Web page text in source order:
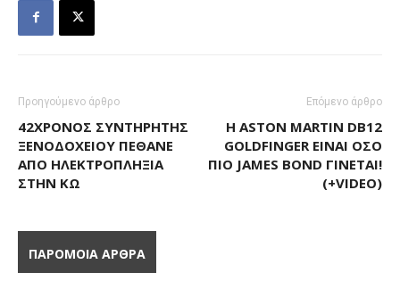
Προηγούμενο άρθρο
42ΧΡΟΝΟΣ ΣΥΝΤΗΡΗΤΉΣ
ΞΕΝΟΔΟΧΕΊΟΥ ΠΈΘΑΝΕ
ΑΠΌ ΗΛΕΚΤΡΟΠΛΗΞΊΑ
ΣΤΗΝ ΚΩ
Επόμενο άρθρο
H ASTON MARTIN DB12
GOLDFINGER ΕΊΝΑΙ ΌΣΟ
ΠΙΟ JAMES BOND ΓΊΝΕΤΑΙ!
(+VIDEO)
ΠΑΡΟΜΟΙΑ ΑΡΘΡΑ